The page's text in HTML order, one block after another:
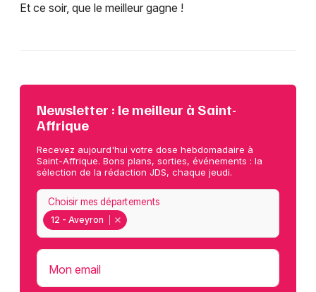
Et ce soir, que le meilleur gagne !
Newsletter : le meilleur à Saint-
Affrique
Recevez aujourd'hui votre dose hebdomadaire à
Saint-Affrique. Bons plans, sorties, événements : la
sélection de la rédaction JDS, chaque jeudi.
12 - Aveyron
Choisir mes départements
Mon email